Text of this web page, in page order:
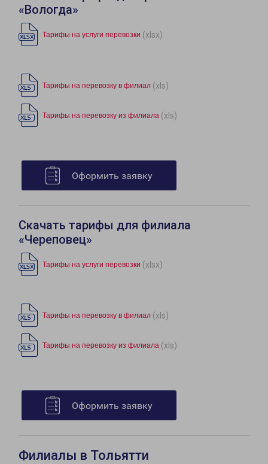
«Вологда»
Тарифы на услуги перевозки (xlsx)
Тарифы на перевозку в филиал (xls)
Тарифы на перевозку из филиала (xls)
Оформить заявку
Скачать тарифы для филиала
«Череповец»
Тарифы на услуги перевозки (xlsx)
Тарифы на перевозку в филиал (xls)
Тарифы на перевозку из филиала (xls)
Оформить заявку
Филиалы в Тольятти